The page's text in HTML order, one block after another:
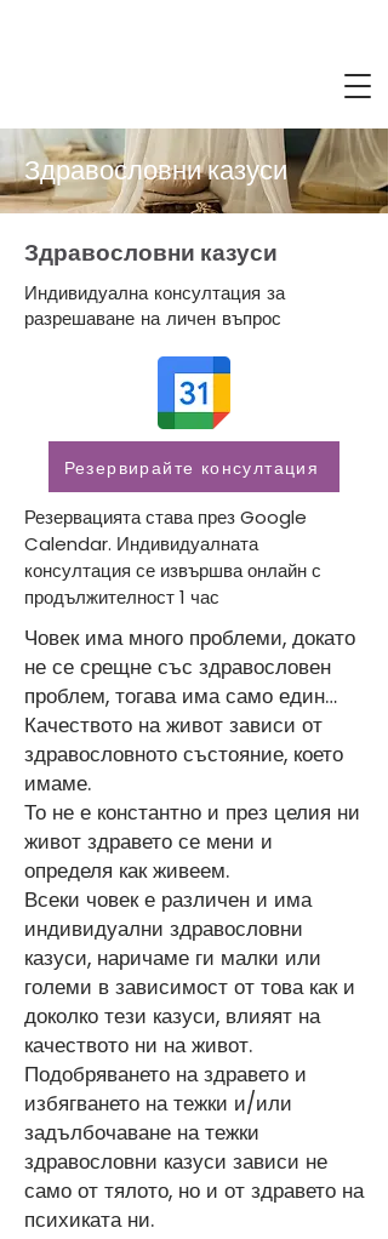
Здравословни казуси
Здравословни казуси
Индивидуална консултация за
разрешаване на личен въпрос
Резервирайте консултация
Резервацията става през Google
Calendar. Индивидуалната
консултация се извършва онлайн с
продължителност 1 час
Човек има много проблеми, докато
не се срещне със здравословен
проблем, тогава има само един…
Качеството на живот зависи от
здравословното състояние, което
имаме.
То не е константно и през целия ни
живот здравето се мени и
определя как живеем.
Всеки човек е различен и има
индивидуални здравословни
казуси, наричаме ги малки или
големи в зависимост от това как и
доколко тези казуси, влияят на
качеството ни на живот.
Подобряването на здравето и
избягването на тежки и/или
задълбочаване на тежки
здравословни казуси зависи не
само от тялото, но и от здравето на
психиката ни.